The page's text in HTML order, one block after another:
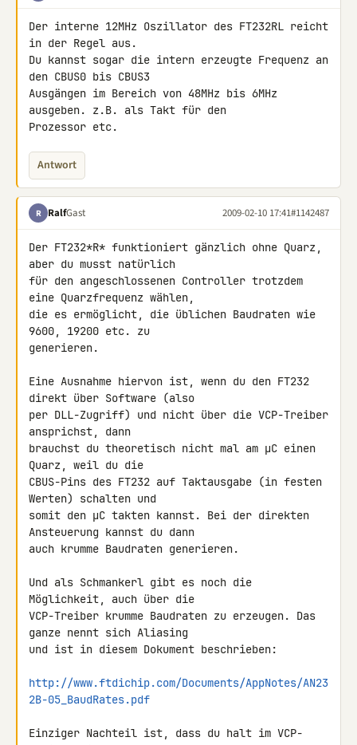
Der interne 12MHz Oszillator des FT232RL reicht
in der Regel aus.
Du kannst sogar die intern erzeugte Frequenz an
den CBUS0 bis CBUS3
Ausgängen im Bereich von 48MHz bis 6MHz
ausgeben. z.B. als Takt für den
Prozessor etc.
Antwort
R RalfGast 2009-02-10 17:41#1142487
Der FT232*R* funktioniert gänzlich ohne Quarz,
aber du musst natürlich
für den angeschlossenen Controller trotzdem
eine Quarzfrequenz wählen,
die es ermöglicht, die üblichen Baudraten wie
9600, 19200 etc. zu
generieren.
Eine Ausnahme hiervon ist, wenn du den FT232
direkt über Software (also
per DLL-Zugriff) und nicht über die VCP-Treiber
ansprichst, dann
brauchst du theoretisch nicht mal am µC einen
Quarz, weil du die
CBUS-Pins des FT232 auf Taktausgabe (in festen
Werten) schalten und
somit den µC takten kannst. Bei der direkten
Ansteuerung kannst du dann
auch krumme Baudraten generieren.
Und als Schmankerl gibt es noch die
Möglichkeit, auch über die
VCP-Treiber krumme Baudraten zu erzeugen. Das
ganze nennt sich Aliasing
und ist in diesem Dokument beschrieben:
http://www.ftdichip.com/Documents/AppNotes/AN23
2B-05_BaudRates.pdf
Einziger Nachteil ist, dass du halt im VCP-